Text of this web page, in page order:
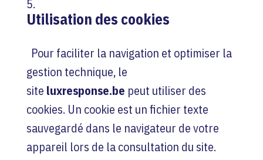
Utilisation des cookies
Pour faciliter la navigation et optimiser la
gestion technique, le
site luxresponse.be peut utiliser des
cookies. Un cookie est un fichier texte
sauvegardé dans le navigateur de votre
appareil lors de la consultation du site.